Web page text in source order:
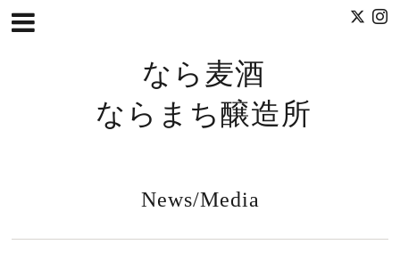
なら麦酒
ならまち醸造所
News/Media